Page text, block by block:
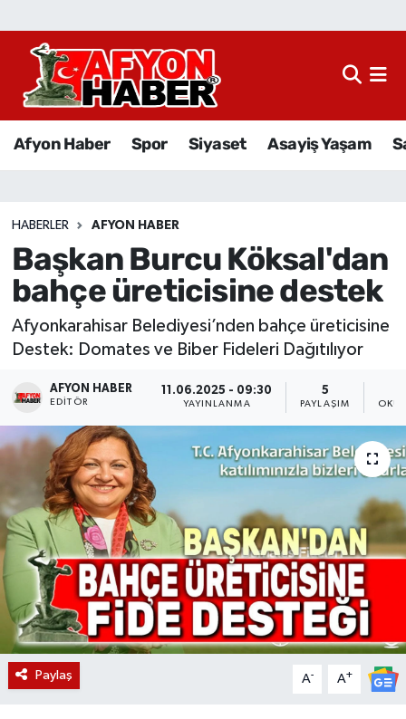
Afyon Haber Spor Siyaset Asayiş Yaşam
HABERLER AFYON HABER
Başkan Burcu Köksal'dan
bahçe üreticisine destek
Afyonkarahisar Belediyesi’nden bahçe üreticisine
Destek: Domates ve Biber Fideleri Dağıtılıyor
AFYON HABER
EDITÖR
11.06.2025 - 09:30
YAYINLANMA
5
PAYLAŞIM
Paylaş A- A+
Afyon Haber
Sağlık
Eğitim
Sivil Toplum
Ekonomi
Magazin
Etkinlikler